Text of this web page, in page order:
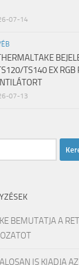
07-14
TS140 EX RGB
07-13
BEMUTATJA A
IS KIADJA